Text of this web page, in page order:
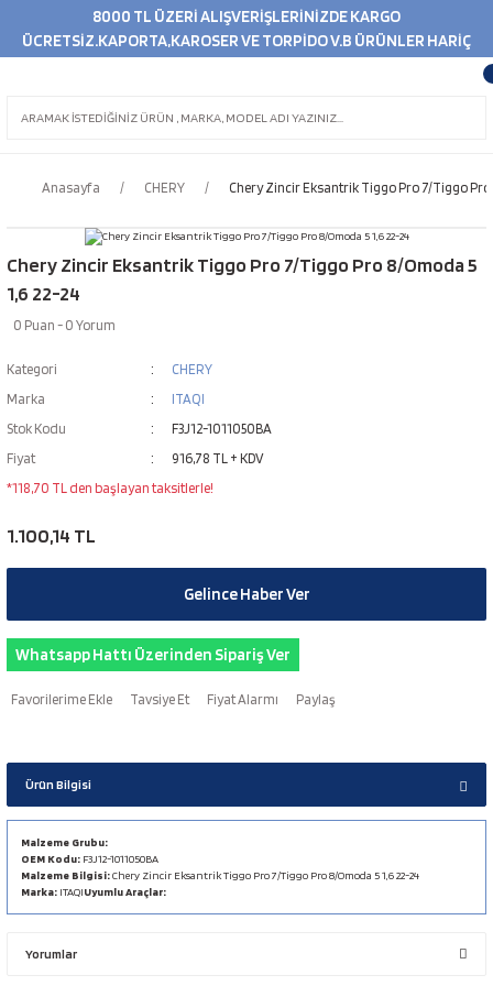
8000 TL ÜZERİ ALIŞVERİŞLERİNİZDE KARGO
ÜCRETSİZ.KAPORTA,KAROSER VE TORPİDO V.B ÜRÜNLER HARİÇ
Anasayfa CHERY Chery Zincir Eksantrik Tiggo Pro 7/Tiggo Pro
Chery Zincir Eksantrik Tiggo Pro 7/Tiggo Pro 8/Omoda 5
1,6 22-24
0 Puan - 0 Yorum
Kategori
CHERY
Marka
ITAQI
Stok Kodu
F3J12-1011050BA
Fiyat
916,78 TL + KDV
*118,70 TL den başlayan taksitlerle!
1.100,14 TL
Gelince Haber Ver
Whatsapp Hattı Üzerinden Sipariş Ver
Tavsiye Et Fiyat Alarmı Paylaş
Ürün Bilgisi
Malzeme Grubu:
OEM Kodu: F3J12-1011050BA
Malzeme Bilgisi:Chery Zincir Eksantrik Tiggo Pro 7/Tiggo Pro 8/Omoda 5 1,6 22-24
Marka: ITAQIUyumlu Araçlar:
Yorumlar